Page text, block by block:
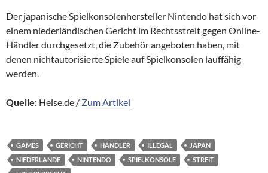
Der japanische Spielkonsolenhersteller Nintendo hat sich vor
einem niederländischen Gericht im Rechtsstreit gegen Online-
Händler durchgesetzt, die Zubehör angeboten haben, mit
denen nichtautorisierte Spiele auf Spielkonsolen lauffähig
werden.
Quelle: Heise.de / Zum Artikel
GAMES GERICHT HÄNDLER ILLEGAL
JAPAN
NIEDERLANDE
NINTENDO SPIELKONSOLE
STREIT